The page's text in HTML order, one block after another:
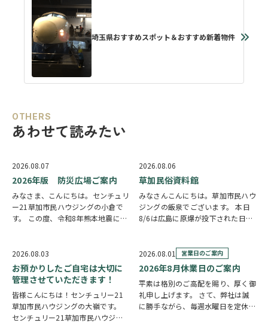
埼玉県おすすめスポット＆おすすめ新着物件
OTHERS
あわせて読みたい
2026.08.07
2026年版 防災広場ご案内
みなさま、こんにちは。センチュリ
ー21草加市民ハウジングの小倉で
す。 この度、令和8年熊本地震によ
多い国です。草加市においても、他
人事ではなく、日頃から少しでも、
防災意識を高め…
2026.08.06
草加民俗資料館
みなさんこんにちは。草加市民ハウ
ジングの飯泉でございます。 本日
8/6は広島に原爆が投下された日に
もあります。 草加でも谷塚町、新
田などで空襲があったと言い伝えが
あります。草加…
2026.08.03
お預かりしたご自宅は大切に
管理させていただきます！
皆様こんにちは！センチュリー21
草加市民ハウジングの大嶺です。
センチュリー21草加市民ハウジン
2026.08.01 営業日のご案内
2026年8月休業日のご案内
平素は格別のご高配を賜り、厚く御
礼申し上げます。 さて、弊社は誠
に勝手ながら、毎週水曜日を定休日